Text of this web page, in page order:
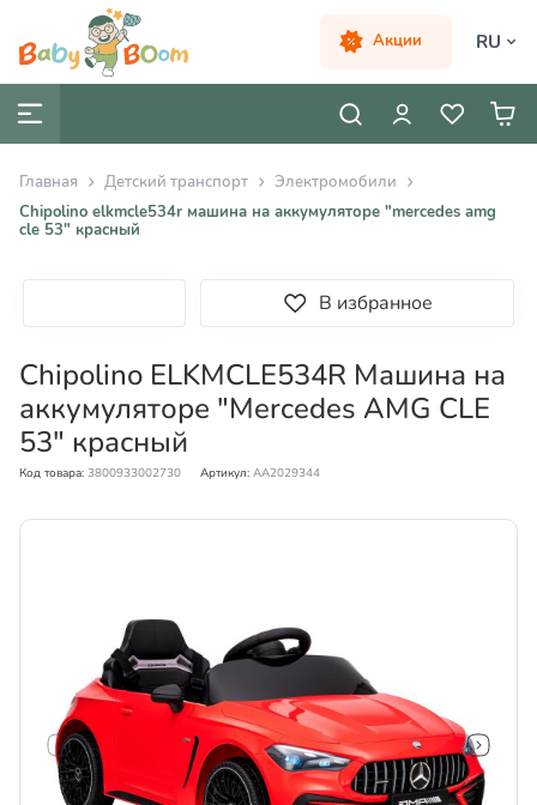
Акции RU
Главная Детский транспорт
Электромобили
Chipolino elkmcle534r машина на аккумуляторе "mercedes amg
cle 53" красный
В избранное
Chipolino ELKMCLE534R Машина на
аккумуляторе "Mercedes AMG CLE
53" красный
Код товара: 3800933002730 Артикул: AA2029344